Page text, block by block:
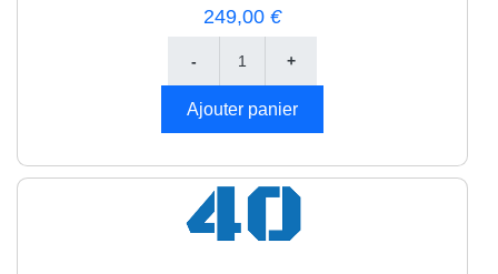
249,00 €